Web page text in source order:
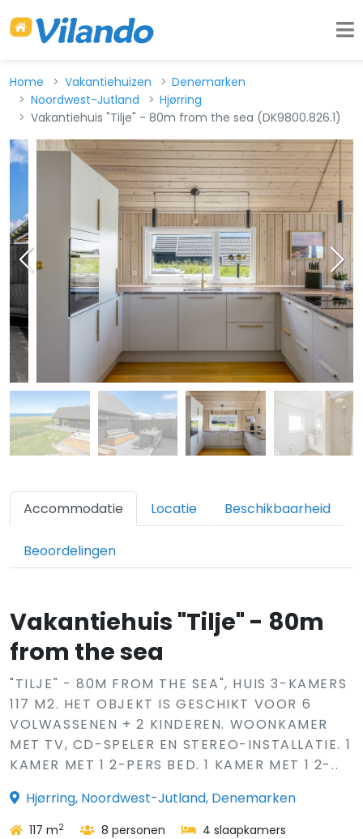
Home Vakantiehuizen
Denemarken
Noordwest-Jutland
Hjørring
Vakantiehuis "Tilje" - 80m from the sea (DK9800.826.1)
Accommodatie Locatie Beschikbaarheid
Beoordelingen
Vakantiehuis "Tilje" - 80m
from the sea
"TILJE" - 80M FROM THE SEA", HUIS 3-KAMERS
117 M2. HET OBJEKT IS GESCHIKT VOOR 6
VOLWASSENEN + 2 KINDEREN. WOONKAMER
MET TV, CD-SPELER EN STEREO-INSTALLATIE. 1
KAMER MET 1 2-PERS BED. 1 KAMER MET 1 2-..
Hjørring, Noordwest-Jutland, Denemarken
117 m2 8 personen
4 slaapkamers